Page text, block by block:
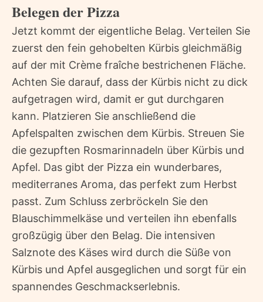
Belegen der Pizza
Jetzt kommt der eigentliche Belag. Verteilen Sie
zuerst den fein gehobelten Kürbis gleichmäßig
auf der mit Crème fraîche bestrichenen Fläche.
Achten Sie darauf, dass der Kürbis nicht zu dick
aufgetragen wird, damit er gut durchgaren
kann. Platzieren Sie anschließend die
Apfelspalten zwischen dem Kürbis. Streuen Sie
die gezupften Rosmarinnadeln über Kürbis und
Apfel. Das gibt der Pizza ein wunderbares,
mediterranes Aroma, das perfekt zum Herbst
passt. Zum Schluss zerbröckeln Sie den
Blauschimmelkäse und verteilen ihn ebenfalls
großzügig über den Belag. Die intensiven
Salznote des Käses wird durch die Süße von
Kürbis und Apfel ausgeglichen und sorgt für ein
spannendes Geschmackserlebnis.